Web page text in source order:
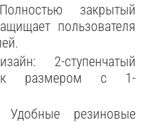
закрытый
пользователя
2-ступенчатый
размером с 1-
Удобные резиновые